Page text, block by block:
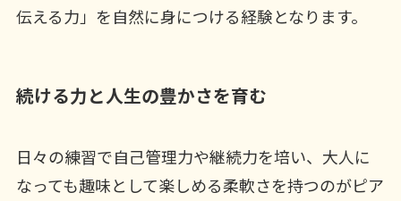
伝える力」を自然に身につける経験となります。
続ける力と人生の豊かさを育む
日々の練習で自己管理力や継続力を培い、大人に
なっても趣味として楽しめる柔軟さを持つのがピア